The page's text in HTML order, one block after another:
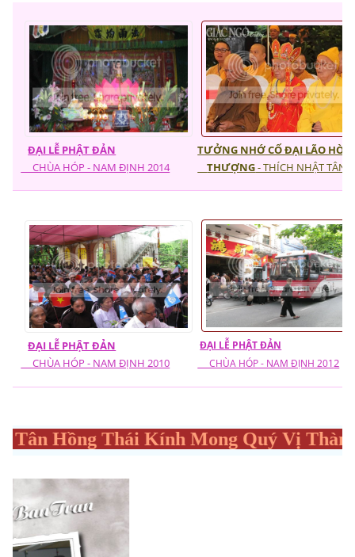
ĐẠI LỄ PHẬT ĐẢN
CHÙA HÓP - NAM ĐỊNH 2014
TƯỞNG NHỚ CỐ ĐẠI LÃO HÒA
THƯỢNG- THÍCH NHẬT TÂN
ĐẠI LỄ PHẬT ĐẢN
CHÙA HÓP - NAM ĐỊNH 2010
ĐẠI LỄ PHẬT ĐẢN
CHÙA HÓP - NAM ĐỊNH 2012
Thái Kính Mong Quý Vị Thành Viên